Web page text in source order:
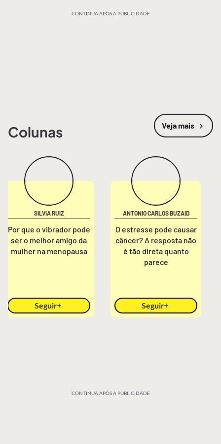
CONTINUA APÓS A PUBLICIDADE
Colunas Veja mais
SILVIA RUIZ
Por que o vibrador pode
ser o melhor amigo da
mulher na menopausa
Seguir
ANTONIO CARLOS BUZAID
O estresse pode causar
câncer? A resposta não
é tão direta quanto
parece
Seguir
CONTINUA APÓS A PUBLICIDADE